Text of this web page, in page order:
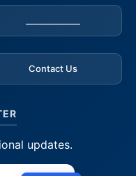
Contact Us
updates.